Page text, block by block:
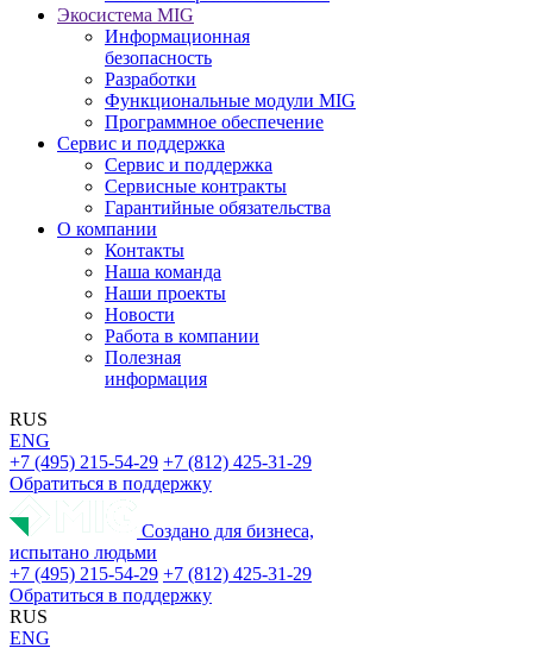
Экосистема MIG
Информационная
безопасность
Разработки
Функциональные модули MIG
Программное обеспечение
Сервис и поддержка
Сервис и поддержка
Сервисные контракты
Гарантийные обязательства
О компании
Контакты
Наша команда
Наши проекты
Новости
Работа в компании
Полезная
информация
RUS
ENG
+7 (495) 215-54-29 +7 (812) 425-31-29
Обратиться в поддержку
Создано для бизнеса,
испытано людьми
+7 (495) 215-54-29 +7 (812) 425-31-29
Обратиться в поддержку
RUS
ENG